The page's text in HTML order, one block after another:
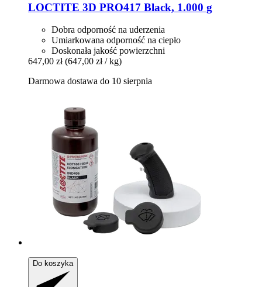
LOCTITE 3D PRO417 Black, 1.000 g
Dobra odporność na uderzenia
Umiarkowana odporność na ciepło
Doskonała jakość powierzchni
647,00 zł (647,00 zł / kg)
Darmowa dostawa do 10 sierpnia
Do koszyka